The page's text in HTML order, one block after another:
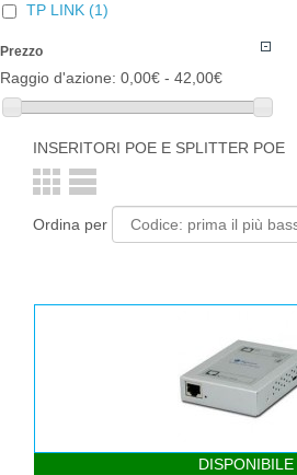
TP LINK (1)
Prezzo
Raggio d'azione: 0,00€ - 42,00€
INSERITORI POE E SPLITTER POE
Ordina per
DISPONIBILE